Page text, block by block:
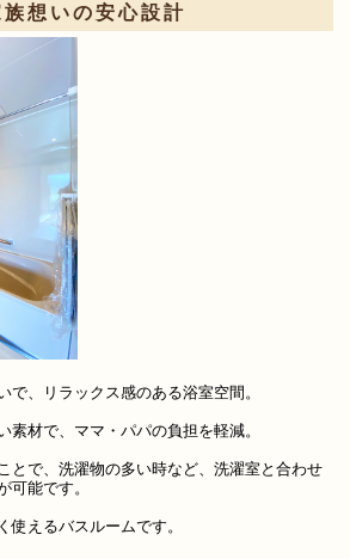
想いの安心設計
で、リラックス感のある浴室空間。
素材で、ママ・パパの負担を軽減。
とで、洗濯物の多い時など、 洗濯室と合わせ
可能です。
使えるバスルームです。